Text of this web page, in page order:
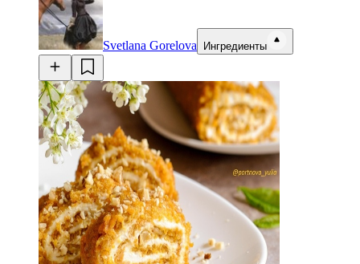
Svetlana Gorelova Ингредиенты